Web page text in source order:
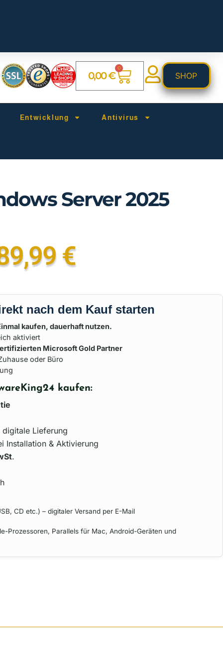
0,00€
0
SHOP
Entwicklung Antivirus
Server 2025
€
nach dem Kauf starten
kaufen, dauerhaft nutzen.
aktiviert
Microsoft Gold Partner
oder Büro
kaufen:
Lieferung
Installation & Aktivierung
.
CD etc.) – digitaler Versand per E-Mail
Prozessoren, Parallels für Mac, Android-Geräten und